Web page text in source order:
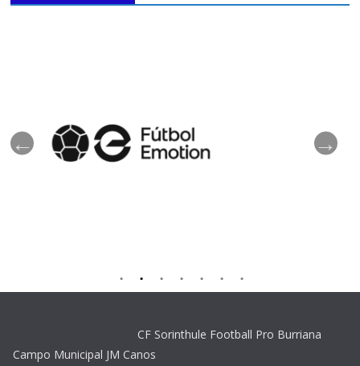
CF Sorinthule Football Pro Burriana
Campo Municipal JM Canos